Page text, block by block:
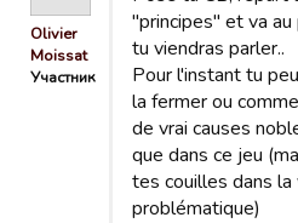
Olivier
Moissat
Участник
"principes" et va
tu viendras parler..
Pour l'instant tu
la fermer ou
de vrai causes
que dans ce jeu
tes couilles dans
problématique)